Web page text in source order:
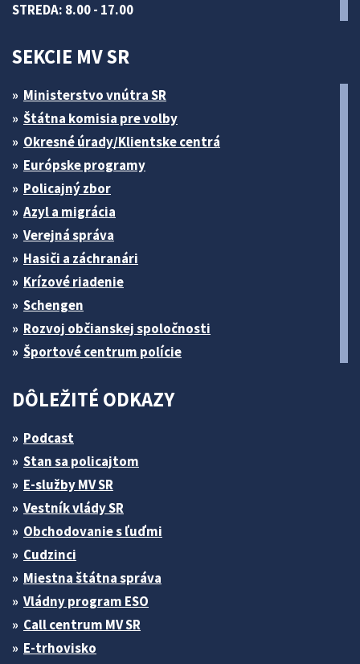
STREDA: 8.00 - 17.00
SEKCIE MV SR
Ministerstvo vnútra SR
Štátna komisia pre volby
Okresné úrady/Klientske centrá
Európske programy
Policajný zbor
Azyl a migrácia
Verejná správa
Hasiči a záchranári
Krízové riadenie
Schengen
Rozvoj občianskej spoločnosti
Športové centrum polície
DÔLEŽITÉ ODKAZY
Podcast
Stan sa policajtom
E-služby MV SR
Vestník vlády SR
Obchodovanie s ľuďmi
Cudzinci
Miestna štátna správa
Vládny program ESO
Call centrum MV SR
E-trhovisko